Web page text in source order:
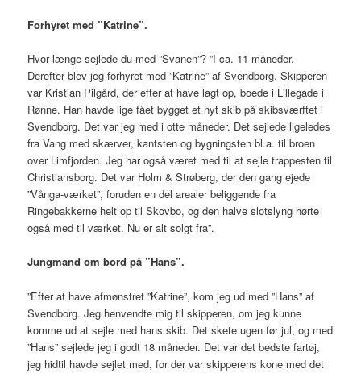
Forhyret med ”Katrine”.
Hvor længe sejlede du med ”Svanen”? ”I ca. 11 måneder.
Derefter blev jeg forhyret med ”Katrine” af Svendborg. Skipperen
var Kristian Pilgård, der efter at have lagt op, boede i Lillegade i
Rønne. Han havde lige fået bygget et nyt skib på skibsværftet i
Svendborg. Det var jeg med i otte måneder. Det sejlede ligeledes
fra Vang med skærver, kantsten og bygningsten bl.a. til broen
over Limfjorden. Jeg har også været med til at sejle trappesten til
Christiansborg. Det var Holm & Strøberg, der den gang ejede
”Vånga-værket”, foruden en del arealer beliggende fra
Ringebakkerne helt op til Skovbo, og den halve slotslyng hørte
også med til værket. Nu er alt solgt fra”.
Jungmand om bord på ”Hans”.
”Efter at have afmønstret ”Katrine”, kom jeg ud med ”Hans” af
Svendborg. Jeg henvendte mig til skipperen, om jeg kunne
komme ud at sejle med hans skib. Det skete ugen før jul, og med
”Hans” sejlede jeg i godt 18 måneder. Det var det bedste fartøj,
jeg hidtil havde sejlet med, for der var skipperens kone med det